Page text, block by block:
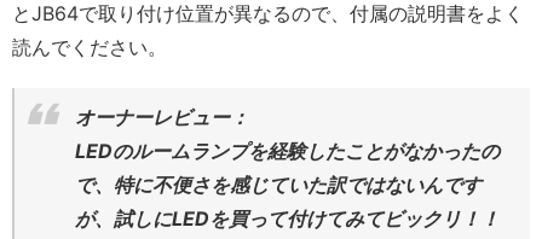
とJB64で取り付け位置が異なるので、付属の説明書をよく
読んでください。
オーナーレビュー：
LEDのルームランプを経験したことがなかったの
で、特に不便さを感じていた訳ではないんです
が、試しにLEDを買って付けてみてビックリ！！